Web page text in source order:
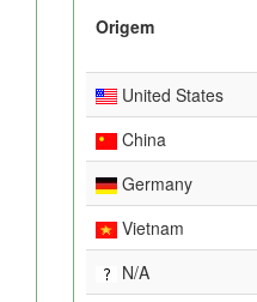
Origem
United States
China
Germany
Vietnam
N/A